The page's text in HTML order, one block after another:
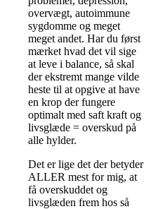
overvægt, autoimmune
sygdomme og meget
meget andet. Har du først
mærket hvad det vil sige
at leve i balance, så skal
der ekstremt mange vilde
heste til at opgive at have
en krop der fungere
optimalt med saft kraft og
livsglæde = overskud på
alle hylder.
Det er lige det der betyder
ALLER mest for mig, at
få overskuddet og
livsglæden frem hos så